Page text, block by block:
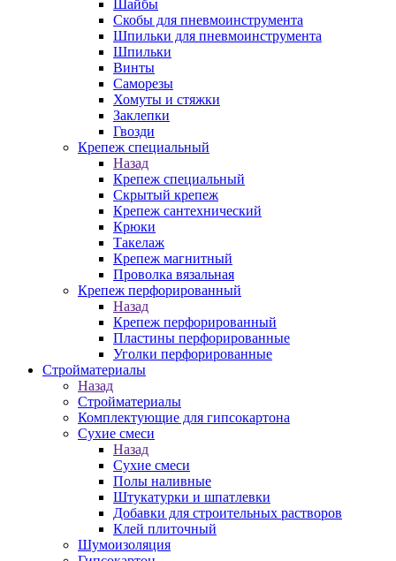
Шайбы
Скобы для пневмоинструмента
Шпильки для пневмоинструмента
Шпильки
Винты
Саморезы
Хомуты и стяжки
Заклепки
Гвозди
Крепеж специальный
Назад
Крепеж специальный
Скрытый крепеж
Крепеж сантехнический
Крюки
Такелаж
Крепеж магнитный
Проволка вязальная
Крепеж перфорированный
Назад
Крепеж перфорированный
Пластины перфорированные
Уголки перфорированные
Стройматериалы
Назад
Стройматериалы
Комплектующие для гипсокартона
Сухие смеси
Назад
Сухие смеси
Полы наливные
Штукатурки и шпатлевки
Добавки для строительных растворов
Клей плиточный
Шумоизоляция